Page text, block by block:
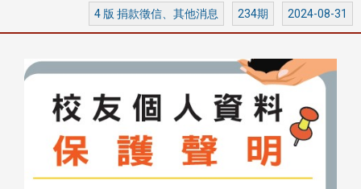
4 版 捐款徵信、其他消息 234期 2024-08-31